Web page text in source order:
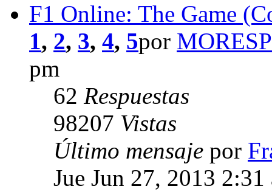
F1 Online: The Game
1, 2, 3, 4, 5por
pm
62 Respuestas
98207 Vistas
Último mensaje por
Jue Jun 27, 2013 2:31